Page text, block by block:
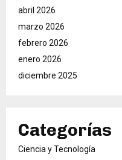
abril 2026
marzo 2026
febrero 2026
enero 2026
diciembre 2025
Categorías
Ciencia y Tecnología